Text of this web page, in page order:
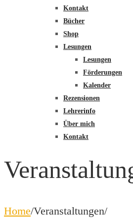
Kontakt
Bücher
Shop
Lesungen
Lesungen
Förderungen
Kalender
Rezensionen
Lehrerinfo
Über mich
Kontakt
Home/Veranstaltungen/